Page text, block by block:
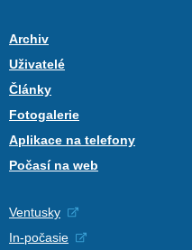
Archiv
Uživatelé
Články
Fotogalerie
Aplikace na telefony
Počasí na web
Ventusky
In-počasie